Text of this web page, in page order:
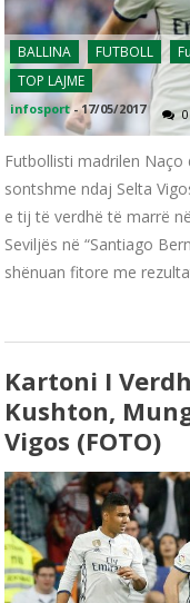
BALLINA FUTBOLL
TOP LAJME
infosport -17/05/2017 0
Futbollisti madrilen
sontshme ndaj Selta
e tij të verdhë të marrë
Seviljës në “Santiago
shënuan fitore me
Kartoni I
Kushton,
Vigos (FOTO)